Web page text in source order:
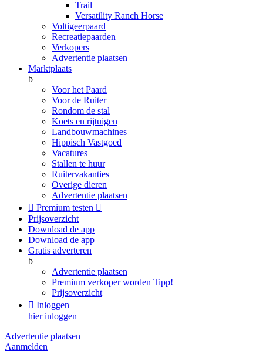
Trail
Versatility Ranch Horse
Voltigeerpaard
Recreatiepaarden
Verkopers
Advertentie plaatsen
Marktplaats
b
Voor het Paard
Voor de Ruiter
Rondom de stal
Koets en rijtuigen
Landbouwmachines
Hippisch Vastgoed
Vacatures
Stallen te huur
Ruitervakanties
Overige dieren
Advertentie plaatsen
 Premium testen 
Prijsoverzicht
Download de app
Download de app
Gratis adverteren
b
Advertentie plaatsen
Premium verkoper worden Tipp!
Prijsoverzicht
 Inloggen
hier inloggen
Advertentie plaatsen
Aanmelden